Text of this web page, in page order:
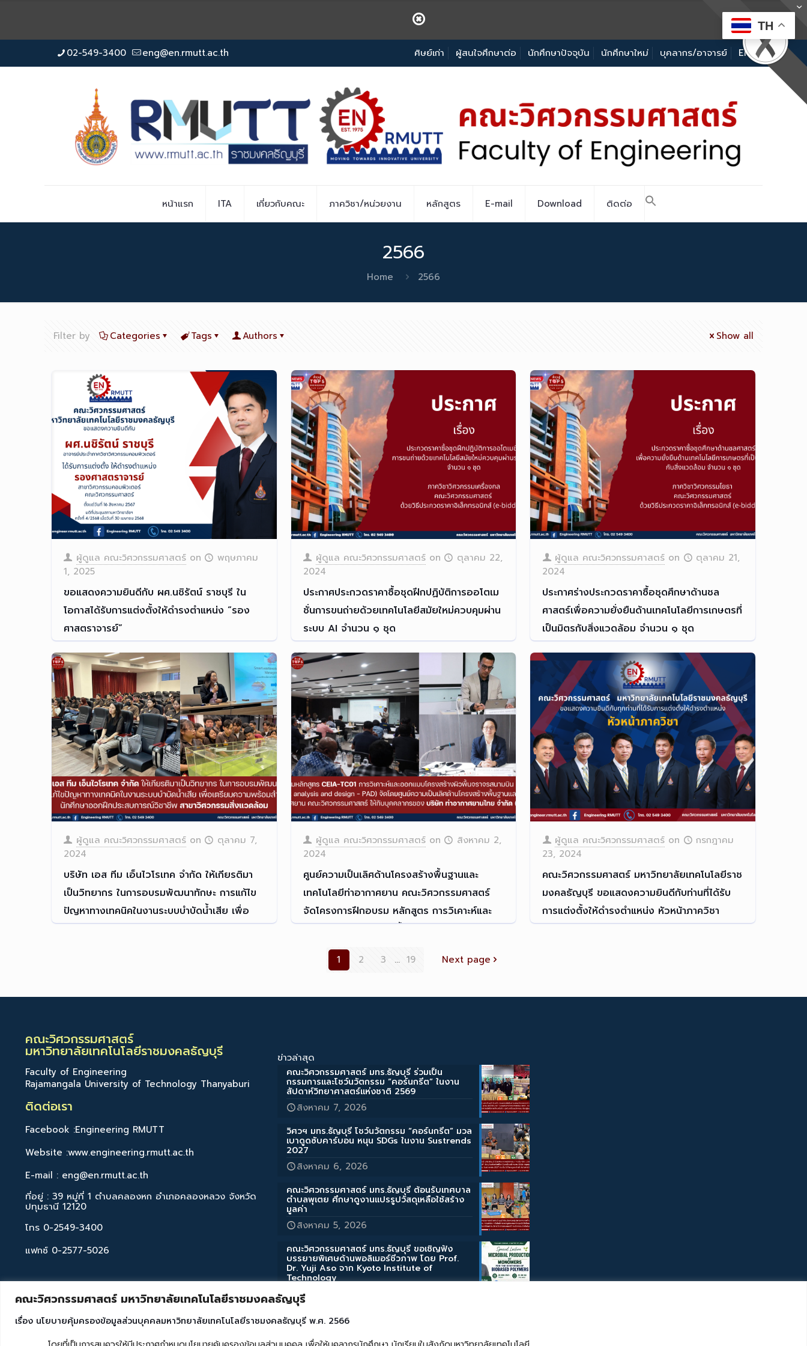
คณะวิศวกรรมศาสตร์ มหาวิทยาลัยเทคโนโลยีราชมงคลธัญบุรี
เรื่อง นโยบายคุ้มครองข้อมูลส่วนบุคคลมหาวิทยาลัยเทคโนโลยีราชมงคลธัญบุรี พ.ศ. 2566
02-549-3400 eng@en.rmutt.ac.th ศิษย์เก่า ผู้สนใจศึกษาต่อ นักศึกษาปัจจุบัน นักศึกษาใหม่ บุคลากร/อาจารย์ EN
หน้าแรก ITA เกี่ยวกับคณะ ภาควิชา/หน่วยงาน หลักสูตร E-mail Download ติดต่อ
2566
Home 2566
Filter by Categories Tags Authors Show all
ผู้ดูแล คณะวิศวกรรมศาสตร์ on
พฤษภาคม
1, 2025
ขอแสดงความยินดีกับ ผศ.นชิรัตน์ ราชบุรี ใน
โอกาสได้รับการแต่งตั้งให้ดำรงตำแหน่ง “รอง
ศาสตราจารย์”
คณะวิศวกรรมศาสตร์ ขอแสดงคว[…]
Read more
ผู้ดูแล คณะวิศวกรรมศาสตร์ on
ตุลาคม 22,
2024
ประกาศประกวดราคาซื้อชุดฝึกปฏิบัติการออโตเม
ชั่นการขนถ่ายด้วยเทคโนโลยีสมัยใหม่ควบคุมผ่าน
ระบบ AI จำนวน ๑ ชุด
Read more
ผู้ดูแล คณะวิศวกรรมศาสตร์ on
ตุลาคม 21,
2024
ประกาศร่างประกวดราคาซื้อชุดศึกษาด้านชล
ศาสตร์เพื่อความยั่งยืนด้านเทคโนโลยีการเกษตรที่
เป็นมิตรกับสิ่งแวดล้อม จำนวน ๑ ชุด
Read more
ผู้ดูแล คณะวิศวกรรมศาสตร์ on
ตุลาคม 7,
2024
บริษัท เอส ทีม เอ็นไวโรเทค จำกัด ให้เกียรติมา
เป็นวิทยากร ในการอบรมพัฒนาทักษะ การแก้ไข
ปัญหาทางเทคนิคในงานระบบบำบัดน้ำเสีย เพื่อ
ผู้ดูแล คณะวิศวกรรมศาสตร์ on
สิงหาคม 2,
2024
ศูนย์ความเป็นเลิศด้านโครงสร้างพื้นฐานและ
เทคโนโลยีท่าอากาศยาน คณะวิศวกรรมศาสตร์
จัดโครงการฝึกอบรม หลักสูตร การวิเคาะห์และ
TC01: Airport pavement analysis and
design – PAD) ให้กับบุคคลากรของ บริษัท ท่า
ผู้ดูแล คณะวิศวกรรมศาสตร์ on
กรกฎาคม
23, 2024
คณะวิศวกรรมศาสตร์ มหาวิทยาลัยเทคโนโลยีราช
มงคลธัญบุรี ขอแสดงความยินดีกับท่านที่ได้รับ
การแต่งตั้งให้ดำรงตำแหน่ง หัวหน้าภาควิชา
1 2 3 ... 19 Next page
คณะวิศวกรรมศาสตร์
มหาวิทยาลัยเทคโนโลยีราชมงคลธัญบุรี
Faculty of Engineering
Rajamangala University of Technology Thanyaburi
ติดต่อเรา
Facebook :Engineering RMUTT
Website :www.engineering.rmutt.ac.th
E-mail : eng@en.rmutt.ac.th
ที่อยู่ : 39 หมู่ที่ 1 ตำบลคลองหก อำเภอคลองหลวง จังหวัด
ปทุมธานี 12120
โทร 0-2549-3400
แฟกซ์ 0-2577-5026
ข่าวล่าสุด
คณะวิศวกรรมศาสตร์ มทร.ธัญบุรี ร่วมเป็น
กรรมการและโชว์นวัตกรรม “คอร์นกรีต” ในงาน
สัปดาห์วิทยาศาสตร์แห่งชาติ 2569
สิงหาคม 7, 2026
วิศวฯ มทร.ธัญบุรี โชว์นวัตกรรม “คอร์นกรีต” มวล
เบาดูดซับคาร์บอน หนุน SDGs ในงาน Sustrends
2027
สิงหาคม 6, 2026
คณะวิศวกรรมศาสตร์ มทร.ธัญบุรี ต้อนรับเทศบาล
ตำบลพุเตย ศึกษาดูงานแปรรูปวัสดุเหลือใช้สร้าง
มูลค่า
สิงหาคม 5, 2026
คณะวิศวกรรมศาสตร์ มทร.ธัญบุรี ขอเชิญฟัง
บรรยายพิเศษด้านพอลิเมอร์ชีวภาพ โดย Prof.
Dr. Yuji Aso จาก Kyoto Institute of
Technology
สิงหาคม 3, 2026
คณะวิศวกรรมศาสตร์ มทร.ธัญบุรี ขอเชิญฟัง
บรรยายพิเศษด้านสิ่งแวดล้อมและการเกษตร โดย
Assoc. Prof. Takahashi Katsuyuki จาก Iwate
TH